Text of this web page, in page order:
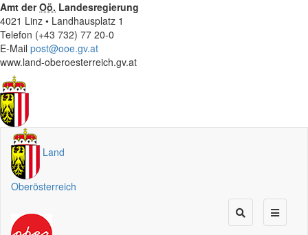
Amt derOö. Landesregierung
4021 Linz • Landhausplatz 1
Telefon (+43 732) 77 20-0
E-Mail post@ooe.gv.at
www.land-oberoesterreich.gv.at
Land
Oberösterreich